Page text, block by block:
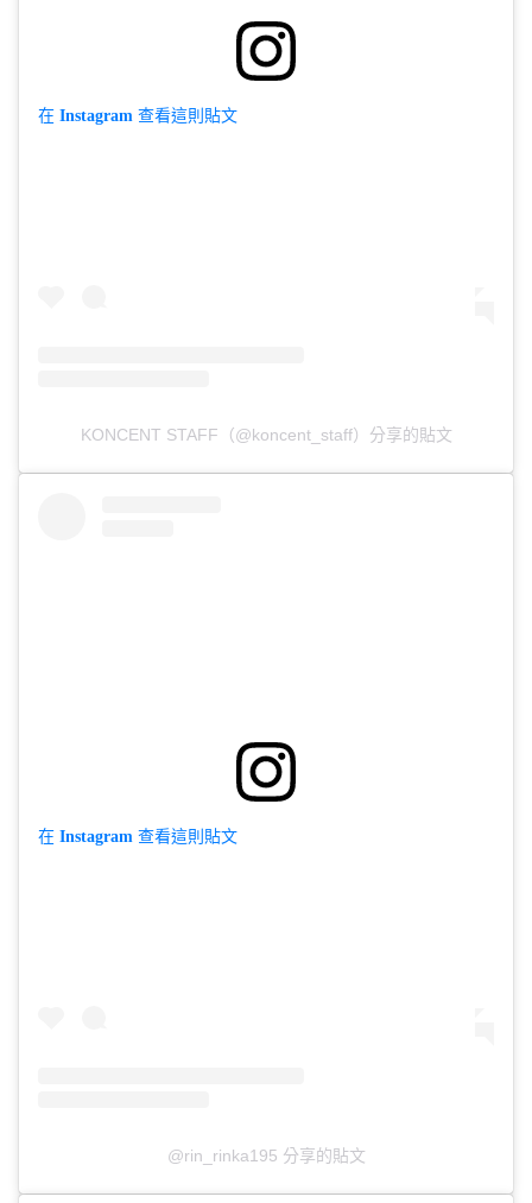
在 Instagram 查看這則貼文
KONCENT STAFF（@koncent_staff）分享的貼文
在 Instagram 查看這則貼文
@rin_rinka195 分享的貼文